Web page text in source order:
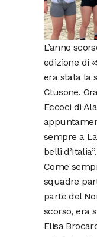
L’anno
edizione di
era stata la
Clusone.
Eccoci di
sempre a
belli d’Italia”.
Come
squadre
parte del
scorso, era
Elisa